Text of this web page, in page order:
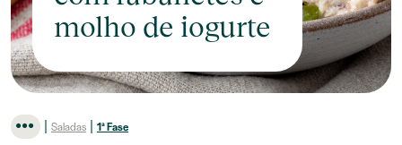
molho de iogurte
Saladas 1ª Fase